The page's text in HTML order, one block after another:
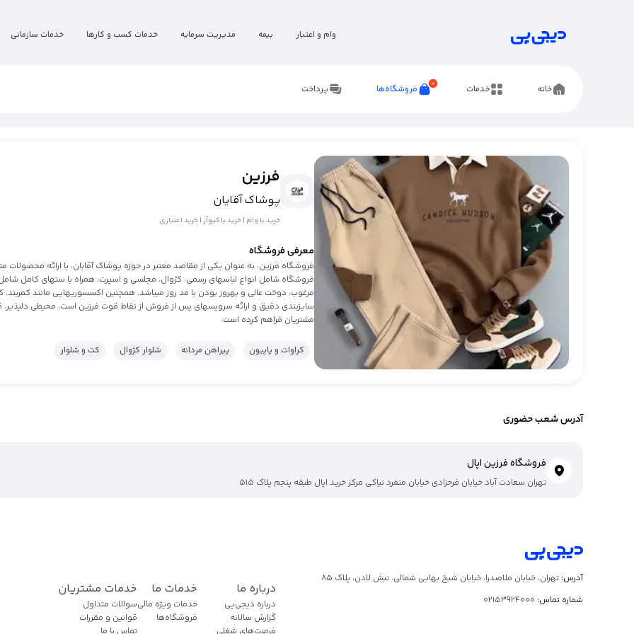
وام و اعتبار بیمه مدیریت سرمایه خدمات کسب و کارها خدمات سازمانی
خانه خدمات فروشگاه‌ها پرداخت
فرزین
پوشاک آقایان
خرید با وام | خرید با کیوآر | خرید اعتباری
معرفی فروشگاه
فروشگاه فرزین، به عنوان یکی از مقاصد معتبر در حوزه پوشاک آقایان، با ارائه محصولات
فروشگاه شامل انواع لباسهای رسمی، کژوال، مجلسی و اسپرت، همراه با ستهای کامل
مرغوب، دوخت عالی و بهروز بودن با مد روز میباشد. همچنین اکسسوریهایی مانند
سایزبندی دقیق و ارائه سرویسهای پس از فروش از نقاط قوت فرزین است. محیطی دلپذیر،
مشتریان فراهم کرده است.
کراوات و پاپیون پیراهن مردانه شلوار کژوال کت و شلوار
آدرس شعب حضوری
فروشگاه فرزین اپال
تهران سعادت آباد خیابان فرحزادی خیابان منفرد نیاکی مرکز خرید اپال طبقه پنجم پلاک 515
آدرس: تهران، خیابان ملاصدرا، خیابان شیخ بهایی شمالی، نبش لادن، پلاک ۸۵
شماره تماس: 02153924000
درباره ما
درباره دیجی‌پی
گزارش سالانه
خدمات ما
خدمات ویژه مالی
فروشگاه‌ها
خدمات مشتریان
سوالات متداول
قوانین و مقررات